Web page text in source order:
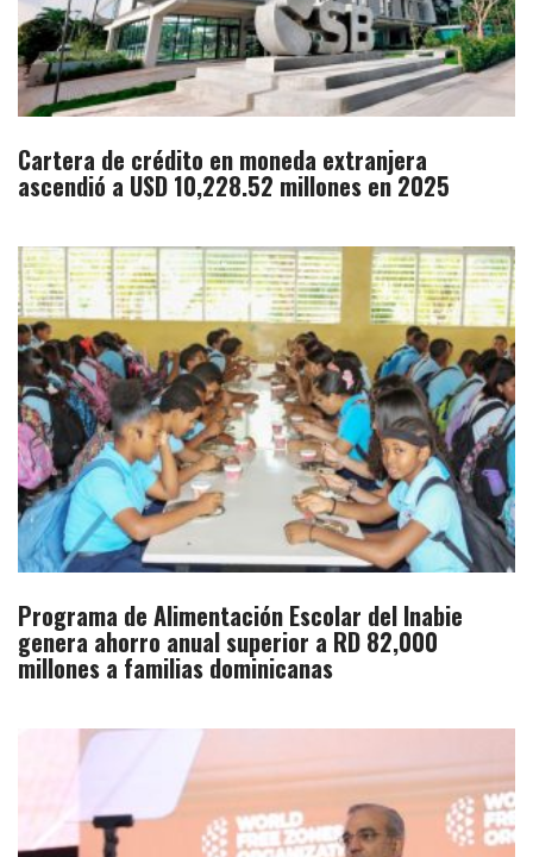
Cartera de crédito en moneda extranjera
ascendió a USD 10,228.52 millones en 2025
Programa de Alimentación Escolar del Inabie
genera ahorro anual superior a RD 82,000
millones a familias dominicanas